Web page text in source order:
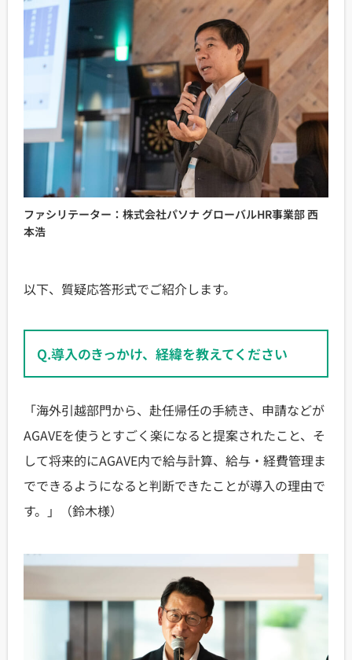
ファシリテーター：株式会社パソナ グローバルHR事業部 西
本浩
以下、質疑応答形式でご紹介します。
Q.導入のきっかけ、経緯を教えてください
「海外引越部門から、赴任帰任の手続き、申請などが
AGAVEを使うとすごく楽になると提案されたこと、そ
して将来的にAGAVE内で給与計算、給与・経費管理ま
でできるようになると判断できたことが導入の理由で
す。」（鈴木様）